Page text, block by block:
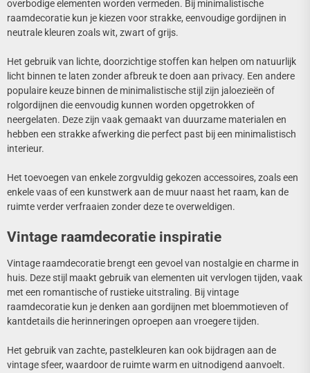
overbodige elementen worden vermeden. Bij minimalistische
raamdecoratie kun je kiezen voor strakke, eenvoudige gordijnen in
neutrale kleuren zoals wit, zwart of grijs.
Het gebruik van lichte, doorzichtige stoffen kan helpen om natuurlijk
licht binnen te laten zonder afbreuk te doen aan privacy. Een andere
populaire keuze binnen de minimalistische stijl zijn jaloezieën of
rolgordijnen die eenvoudig kunnen worden opgetrokken of
neergelaten. Deze zijn vaak gemaakt van duurzame materialen en
hebben een strakke afwerking die perfect past bij een minimalistisch
interieur.
Het toevoegen van enkele zorgvuldig gekozen accessoires, zoals een
enkele vaas of een kunstwerk aan de muur naast het raam, kan de
ruimte verder verfraaien zonder deze te overweldigen.
Vintage raamdecoratie inspiratie
Vintage raamdecoratie brengt een gevoel van nostalgie en charme in
huis. Deze stijl maakt gebruik van elementen uit vervlogen tijden, vaak
met een romantische of rustieke uitstraling. Bij vintage
raamdecoratie kun je denken aan gordijnen met bloemmotieven of
kantdetails die herinneringen oproepen aan vroegere tijden.
Het gebruik van zachte, pastelkleuren kan ook bijdragen aan de
vintage sfeer, waardoor de ruimte warm en uitnodigend aanvoelt.